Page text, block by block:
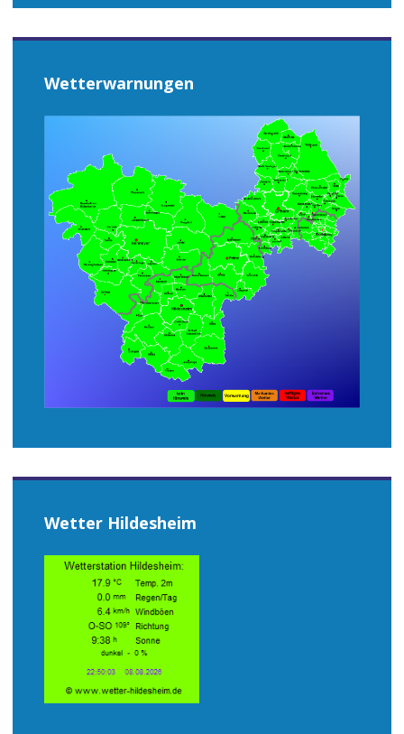
Wetterwarnungen
Wetter Hildesheim